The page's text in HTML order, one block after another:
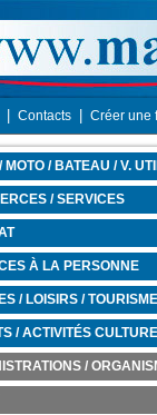
Contacts Créer une
MOTO / BATEAU / V.
/ SERVICES
À LA PERSONNE
/ LOISIRS / TOURISME
/ ACTIVITÉS
/